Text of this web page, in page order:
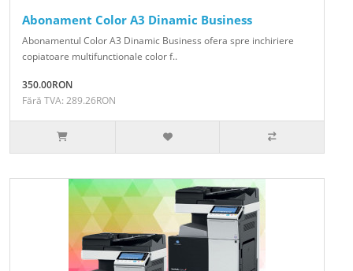
Abonament Color A3 Dinamic Business
Abonamentul Color A3 Dinamic Business ofera spre inchiriere
copiatoare multifunctionale color f..
350.00RON
Fără TVA: 289.26RON